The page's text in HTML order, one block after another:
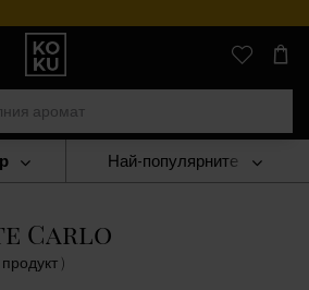
Оригинални
парфюми
часовници
на
място
Carlo
Carlo
продукт )
Най-популярните